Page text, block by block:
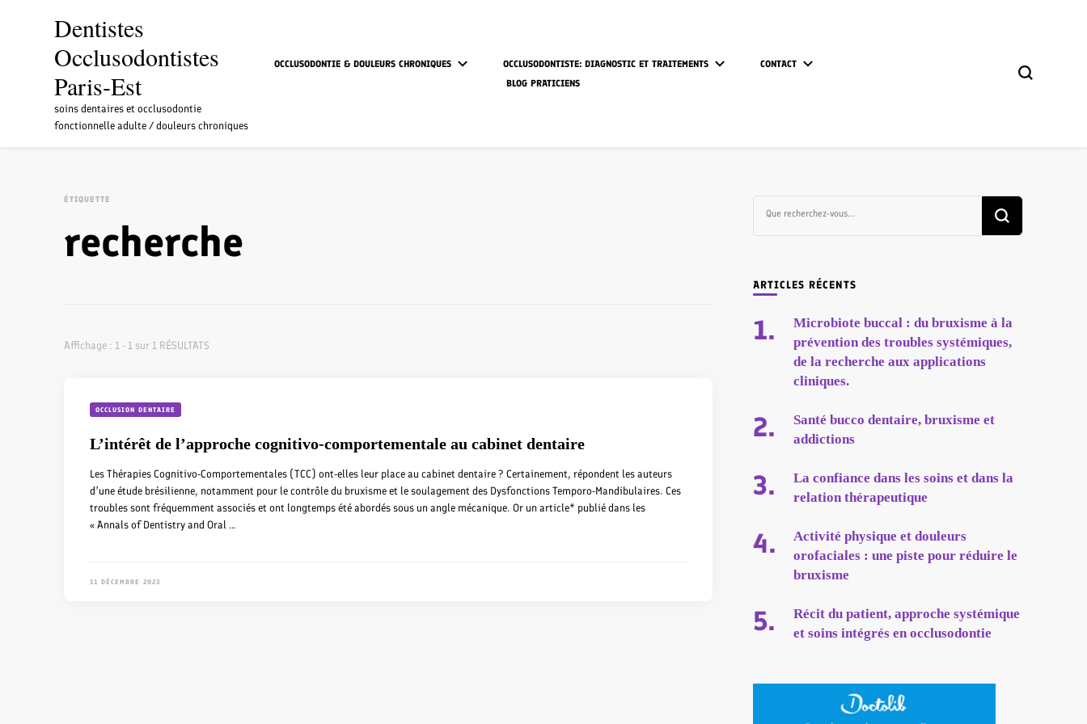
Dentistes
Occlusodontistes
Paris-Est
soins dentaires et occlusodontie
fonctionnelle adulte / douleurs chroniques
OCCLUSODONTIE & DOULEURS CHRONIQUES OCCLUSODONTISTE: DIAGNOSTIC ET TRAITEMENTS
CONTACT
BLOG PRATICIENS
ÉTIQUETTE
recherche
Affichage : 1 - 1 sur 1 RÉSULTATS
OCCLUSION DENTAIRE
L’intérêt de l’approche cognitivo-comportementale au cabinet dentaire
Les Thérapies Cognitivo-Comportementales (TCC) ont-elles leur place au cabinet dentaire ? Certainement, répondent les auteurs
d’une étude brésilienne, notamment pour le contrôle du bruxisme et le soulagement des Dysfonctions Temporo-Mandibulaires. Ces
troubles sont fréquemment associés et ont longtemps été abordés sous un angle mécanique. Or un article* publié dans les
« Annals of Dentistry and Oral …
11 DÉCEMBRE 2023
ARTICLES RÉCENTS
Microbiote buccal : du bruxisme à la
prévention des troubles systémiques,
de la recherche aux applications
cliniques.
Santé bucco dentaire, bruxisme et
addictions
La confiance dans les soins et dans la
relation thérapeutique
Activité physique et douleurs
orofaciales : une piste pour réduire le
bruxisme
Récit du patient, approche systémique
et soins intégrés en occlusodontie